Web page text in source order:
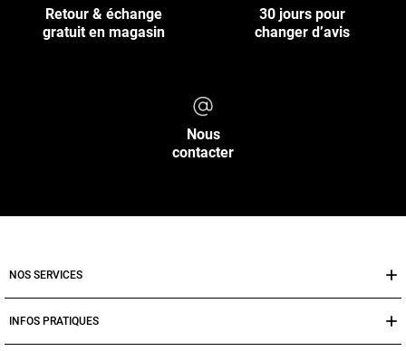
Retour & échange
gratuit en magasin
30 jours pour
changer d’avis
Nous
contacter
NOS SERVICES
INFOS PRATIQUES